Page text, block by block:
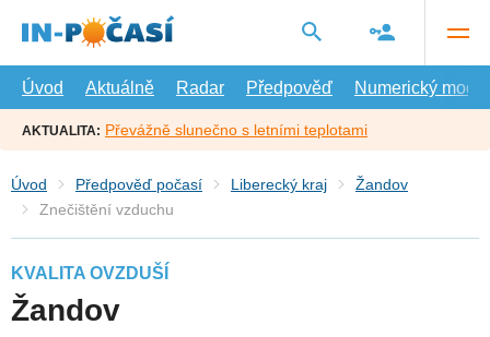
hlavní
Úvod
Aktuálně Radar Předpověď Numerický model
AKTUALITA: Převážně slunečno s letními teplotami
Úvod Předpověď počasí Liberecký kraj
Žandov
Znečištění vzduchu
KVALITA OVZDUŠÍ
Žandov